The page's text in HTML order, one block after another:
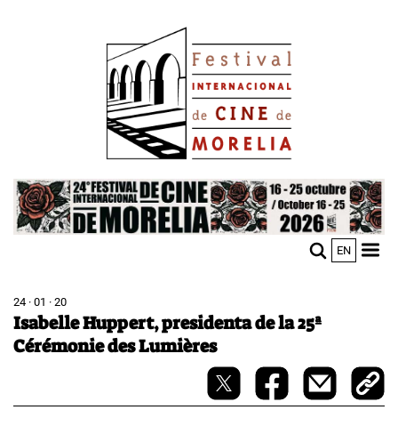
Image
EN
24 · 01 · 20
Isabelle Huppert, presidenta de la 25ª
Cérémonie des Lumières